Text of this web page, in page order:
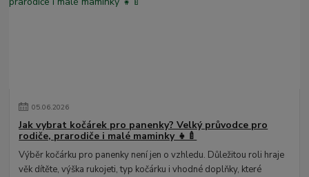
05.06.2026
Jak vybrat kočárek pro panenky? Velký průvodce pro
rodiče, prarodiče i malé maminky 👧🍼
Výběr kočárku pro panenky není jen o vzhledu. Důležitou roli hraje
věk dítěte, výška rukojeti, typ kočárku i vhodné doplňky, které